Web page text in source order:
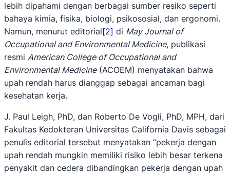
lebih dipahami dengan berbagai sumber resiko seperti
bahaya kimia, fisika, biologi, psikososial, dan ergonomi.
Namun, menurut editorial[2] di May Journal of
Occupational and Environmental Medicine, publikasi
resmi American College of Occupational and
Environmental Medicine(ACOEM) menyatakan bahwa
upah rendah harus dianggap sebagai ancaman bagi
kesehatan kerja.
J. Paul Leigh, PhD, dan Roberto De Vogli, PhD, MPH, dari
Fakultas Kedokteran Universitas California Davis sebagai
penulis editorial tersebut menyatakan “pekerja dengan
upah rendah mungkin memiliki risiko lebih besar terkena
penyakit dan cedera dibandingkan pekerja dengan upah